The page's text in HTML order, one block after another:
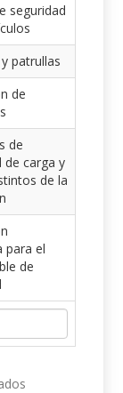
seguridad
patrullas
de
de
de carga y
de la
para el
de